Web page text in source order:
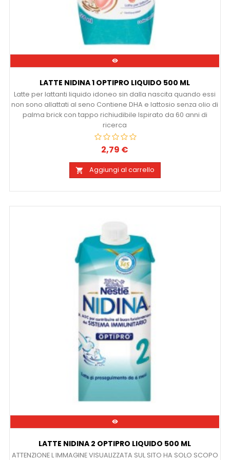

LATTE NIDINA 1 OPTIPRO LIQUIDO 500 ML
Latte per lattanti liquido idoneo sin dalla nascita quando essi
non sono allattati al seno Contiene DHA e lattosio senza olio di
palma brick con tappo richiudibile Ispirato da 60 anni di
ricerca
Prezzo
2,79 €
 Aggiungi al carrello

LATTE NIDINA 2 OPTIPRO LIQUIDO 500 ML
ATTENZIONE L IMMAGINE VISUALIZZATA SUL SITO HA SOLO SCOPO